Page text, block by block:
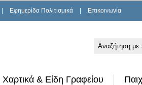
Εφημερίδα Πολιτισμικά Επικοινωνία
Χαρτικά & Είδη Γραφείου